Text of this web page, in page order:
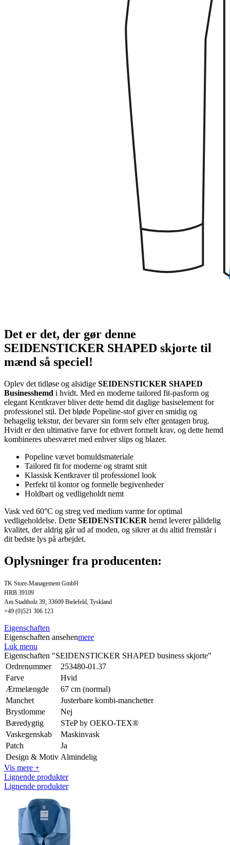
Det er det, der gør denne
SEIDENSTICKER SHAPED skjorte til
mænd så speciel!
Oplev det tidløse og alsidige SEIDENSTICKER SHAPED
Businesshemd i hvidt. Med en moderne tailored fit-pasform og
elegant Kentkraver bliver dette hemd dit daglige basiselement for
professionel stil. Det bløde Popeline-stof giver en smidig og
behagelig tekstur, der bevarer sin form selv efter gentagen brug.
Hvidt er den ultimative farve for ethvert formelt krav, og dette hemd
kombineres ubesværet med enhver slips og blazer.
Popeline vævet bomuldsmateriale
Tailored fit for moderne og stramt snit
Klassisk Kentkraver til professionel look
Perfekt til kontor og formelle begivenheder
Holdbart og vedligeholdt nemt
Vask ved 60°C og streg ved medium varme for optimal
vedligeholdelse. Dette SEIDENSTICKER hemd leverer pålidelig
kvalitet, der aldrig går ud af moden, og sikrer at du altid fremstår i
dit bedste lys på arbejdet.
Oplysninger fra producenten:
TK Store-Management GmbH
HRB 39109
Am Stadtholz 39, 33609 Bielefeld, Tyskland
+49 (0)521 306 123
Eigenschaften
Eigenschaften ansehenmere
Luk menu
Eigenschaften "SEIDENSTICKER SHAPED business skjorte"
Ordrenummer
253480-01.37
Farve
Hvid
Ærmelængde
67 cm (normal)
Manchet
Justerbare kombi-manchetter
Brystlomme
Nej
Bæredygtig
STeP by OEKO-TEX®
Vaskegenskab
Maskinvask
Patch
Ja
Design & Motiv Almindelig
Vis mere +
Lignende produkter
Lignende produkter